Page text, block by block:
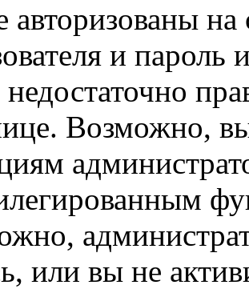
на
и пароль
Возможно,
или вы не